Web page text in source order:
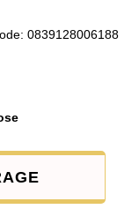
0839128006188